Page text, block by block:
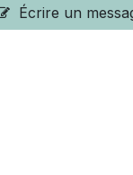
Écrire un